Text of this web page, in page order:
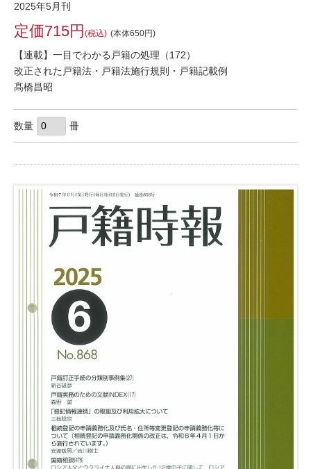
2025年5月刊
定価715円 (税込) (本体650円)
【連載】一目でわかる戸籍の処理（172）
改正された戸籍法・戸籍法施行規則・戸籍記載例
髙橋昌昭
数量 冊